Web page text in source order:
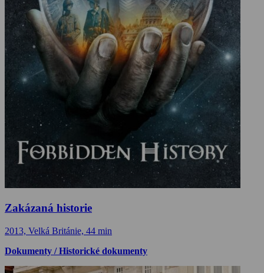
Zakázaná historie
2013, Velká Británie, 44 min
Dokumenty / Historické dokumenty